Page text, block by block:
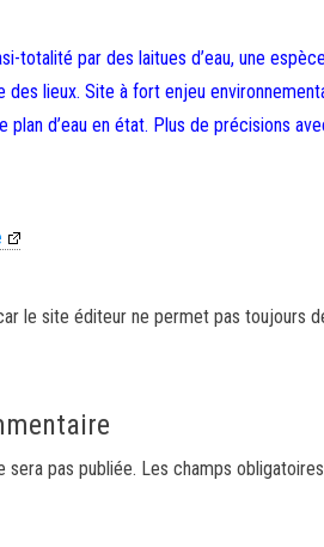
totalité par des laitues d’eau, une
des lieux. Site à fort enjeu
d’eau en état. Plus de précisions
le site éditeur ne permet pas toujours
sera pas publiée. Les champs